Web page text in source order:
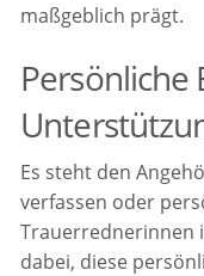
maßgeblich prägt.
Persönliche
Es steht den
verfassen oder
Trauerrednerinnen
dabei, diese